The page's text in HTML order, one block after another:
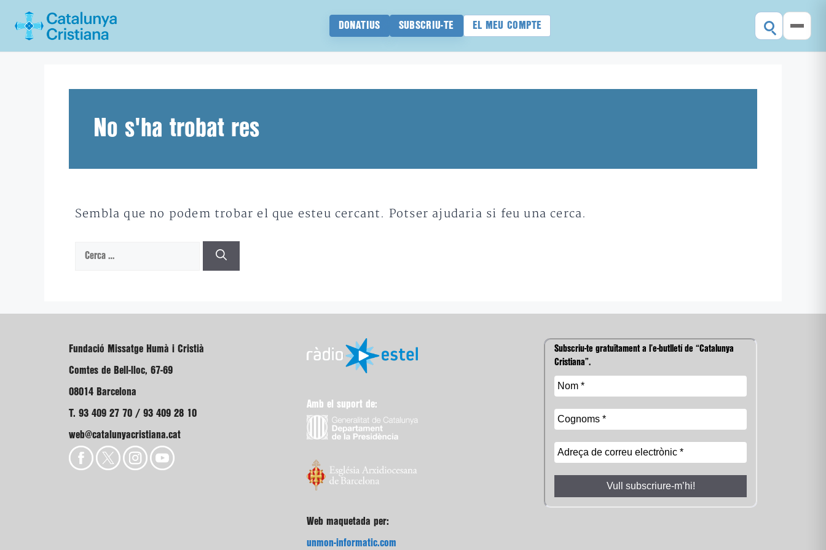
DONATIUS SUBSCRIU-TE EL MEU COMPTE
No s'ha trobat res
Sembla que no podem trobar el que esteu cercant. Potser ajudaria si feu una cerca.
Cerca:
Fundació Missatge Humà i Cristià
Comtes de Bell-lloc, 67-69
08014 Barcelona
T. 93 409 27 70 / 93 409 28 10
web@catalunyacristiana.cat
Amb el suport de:
Web maquetada per:
unmon-informatic.com
Subscriu-te gratuïtament a l’e-butlletí de “Catalunya
Cristiana”.